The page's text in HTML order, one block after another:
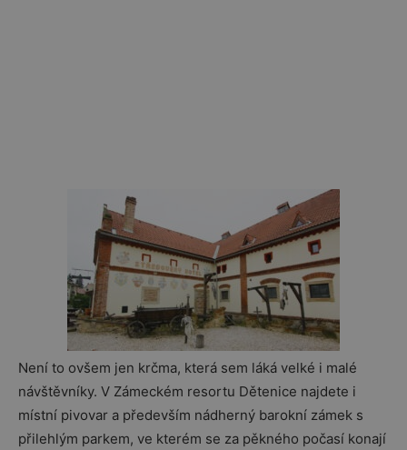
Není to ovšem jen krčma, která sem láká velké i malé
návštěvníky. V Zámeckém resortu Dětenice najdete i
místní pivovar a především nádherný barokní zámek s
přilehlým parkem, ve kterém se za pěkného počasí konají